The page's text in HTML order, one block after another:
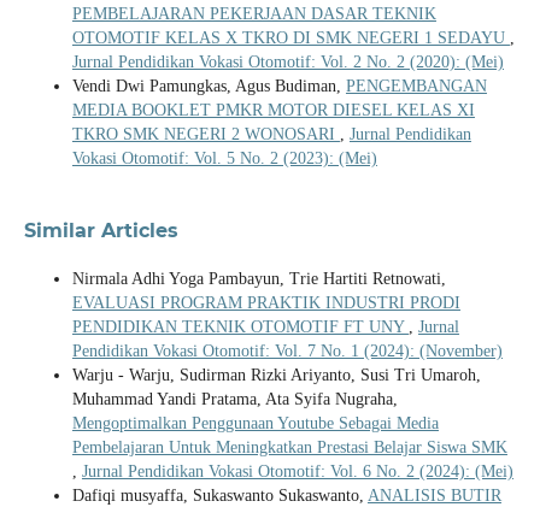
PEMBELAJARAN PEKERJAAN DASAR TEKNIK
OTOMOTIF KELAS X TKRO DI SMK NEGERI 1 SEDAYU ,
Jurnal Pendidikan Vokasi Otomotif: Vol. 2 No. 2 (2020): (Mei)
Vendi Dwi Pamungkas, Agus Budiman, PENGEMBANGAN
MEDIA BOOKLET PMKR MOTOR DIESEL KELAS XI
TKRO SMK NEGERI 2 WONOSARI , Jurnal Pendidikan
Vokasi Otomotif: Vol. 5 No. 2 (2023): (Mei)
Similar Articles
Nirmala Adhi Yoga Pambayun, Trie Hartiti Retnowati,
EVALUASI PROGRAM PRAKTIK INDUSTRI PRODI
PENDIDIKAN TEKNIK OTOMOTIF FT UNY , Jurnal
Pendidikan Vokasi Otomotif: Vol. 7 No. 1 (2024): (November)
Warju - Warju, Sudirman Rizki Ariyanto, Susi Tri Umaroh,
Muhammad Yandi Pratama, Ata Syifa Nugraha,
Mengoptimalkan Penggunaan Youtube Sebagai Media
Pembelajaran Untuk Meningkatkan Prestasi Belajar Siswa SMK
, Jurnal Pendidikan Vokasi Otomotif: Vol. 6 No. 2 (2024): (Mei)
Dafiqi musyaffa, Sukaswanto Sukaswanto, ANALISIS BUTIR